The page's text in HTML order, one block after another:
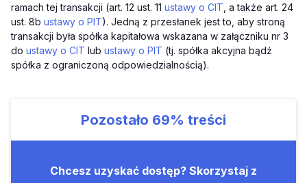
ramach tej transakcji (art. 12 ust. 11 ustawy o CIT , a także art. 24
ust. 8b ustawy o PIT). Jedną z przesłanek jest to, aby stroną
transakcji była spółka kapitałowa wskazana w załączniku nr 3
do ustawy o CIT lub ustawy o PIT (tj. spółka akcyjna bądź
spółka z ograniczoną odpowiedzialnością).
Pozostało 69% treści
Chcesz uzyskać dostęp? Skorzystaj z